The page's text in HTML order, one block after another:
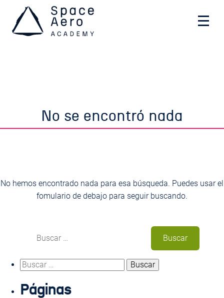
Space Aero Academy
No se encontró nada
No hemos encontrado nada para esa búsqueda. Puedes usar el
fomulario de debajo para seguir buscando.
Buscar:
Páginas
Te responderemos con la máxima brevedad